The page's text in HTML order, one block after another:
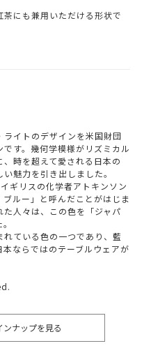
にも兼用いただける形状で
イトのデザインを米国財団
す。幾何学模様がリズミカル
時を超えて愛される日本の
魅力を引き出しました。
ギリスの化学者アトキンソン
ルー」と呼んだことがはじま
た人々は、この色を「ジャパ
ている色の一つであり、藍
ならではのテーブルウェアが
ンナップを見る